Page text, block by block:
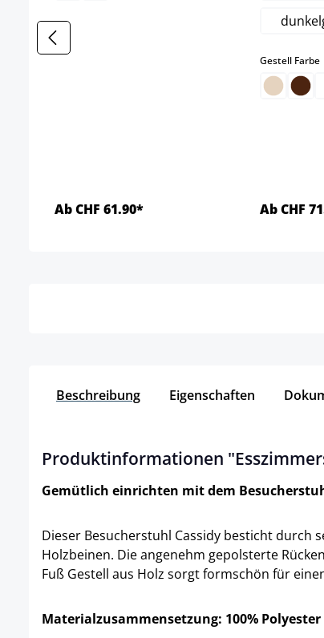
Ab CHF 61.90*
Gestell Farbe
Ab CHF
Beschreibung Eigenschaften
Produktinformationen
Gemütlich einrichten mit dem
Dieser Besucherstuhl Cassidy besticht durch
Holzbeinen. Die angenehm gepolsterte
Fuß Gestell aus Holz sorgt formschön für
Materialzusammensetzung: 100% Polyester